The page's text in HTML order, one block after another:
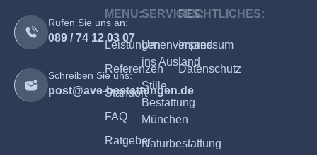
Rufen Sie uns an:
089 / 74 12 03 07
Schreiben Sie uns:
post@ave-bestattungen.de
MENU:
Leistungen
Referenzen
Standort
FAQ
Ratgeber
SERVICES:
Urnenversand
ins Ausland
Stille
Bestattung
München
Naturbestattung
RECHTLICHES:
Impressum
Datenschutz